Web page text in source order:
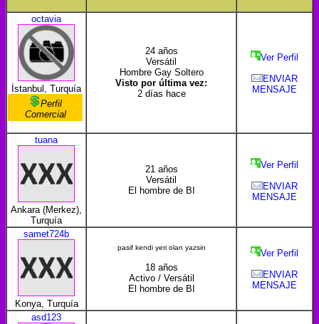
octavia
İstanbul, Turquía
Perfil
Comercial
24 años
Versátil
Hombre Gay Soltero
Visto por última vez:
2 días hace
Ver Perfil
ENVIAR
MENSAJE
tuana
Ankara (Merkez),
Turquía
21 años
Versátil
El hombre de BI
Ver Perfil
ENVIAR
MENSAJE
samet724b
Konya, Turquía
pasif kendi yeri olan yazsin
18 años
Activo / Versátil
El hombre de BI
Ver Perfil
ENVIAR
MENSAJE
asd123